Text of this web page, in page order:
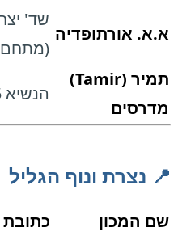
א.א. אורתופדיה
(מתחם G)
תמיר (Tamir)
מדרסים
הנשיא 15
📍 נצרת ונוף הגליל
שם המכון כתובת